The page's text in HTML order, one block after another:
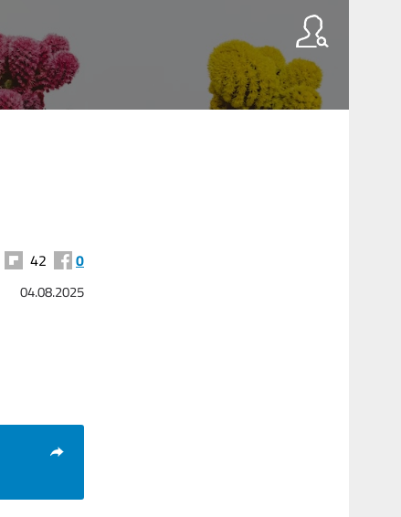
42 0
04.08.2025